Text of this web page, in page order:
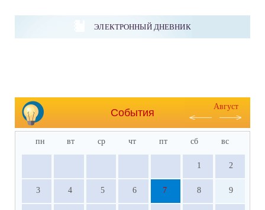
ЭЛЕКТРОННЫЙ ДНЕВНИК
События
Август
пн вт ср чт пт сб вс
1 2
3 4 5 6 7 8 9